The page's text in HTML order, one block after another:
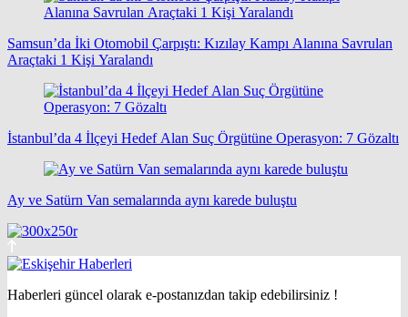
Samsun’da İki Otomobil Çarpıştı: Kızılay Kampı Alanına Savrulan
Araçtaki 1 Kişi Yaralandı
İstanbul’da 4 İlçeyi Hedef Alan Suç Örgütüne Operasyon: 7 Gözaltı
Ay ve Satürn Van semalarında aynı karede buluştu
Haberleri güncel olarak e-postanızdan takip edebilirsiniz !